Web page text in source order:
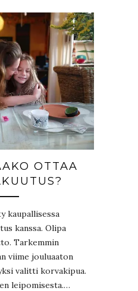
OTTAA
kaupallisessa
kanssa. Olipa
Tarkemmin
viime jouluaaton
valitti korvakipua.
leipomisesta.…